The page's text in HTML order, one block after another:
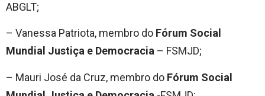
ABGLT;
– Vanessa Patriota, membro do Fórum Social
Mundial Justiça e Democracia – FSMJD;
– Mauri José da Cruz, membro do Fórum Social